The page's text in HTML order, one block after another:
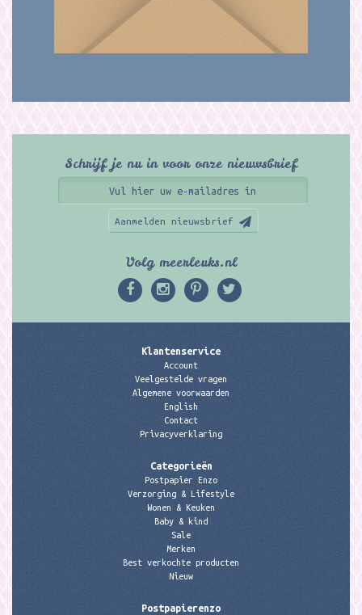
Schrijf je nu in voor onze nieuwsbrief
Aanmelden nieuwsbrief
Volg meerleuks.nl
Klantenservice
Account
Veelgestelde vragen
Algemene voorwaarden
English
Contact
Privacyverklaring
Categorieën
Postpapier Enzo
Verzorging & Lifestyle
Wonen & Keuken
Baby & kind
Sale
Merken
Best verkochte producten
Nieuw
Postpapierenzo